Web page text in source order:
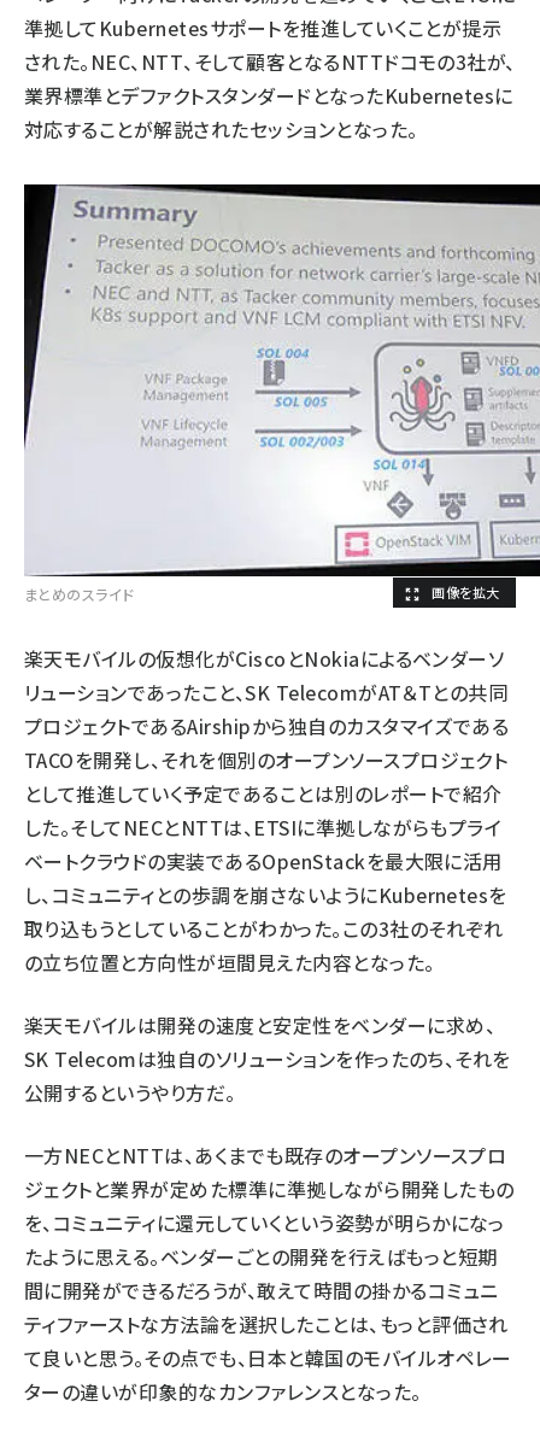
準拠してKubernetesサポートを推進していくことが提示
された。NEC、NTT、そして顧客となるNTTドコモの3社が、
業界標準とデファクトスタンダードとなったKubernetesに
対応することが解説されたセッションとなった。
まとめのスライド
楽天モバイルの仮想化がCiscoとNokiaによるベンダーソ
リューションであったこと、SK TelecomがAT＆Tとの共同
プロジェクトであるAirshipから独自のカスタマイズである
TACOを開発し、それを個別のオープンソースプロジェクト
として推進していく予定であることは別のレポートで紹介
した。そしてNECとNTTは、ETSIに準拠しながらもプライ
ベートクラウドの実装であるOpenStackを最大限に活用
し、コミュニティとの歩調を崩さないようにKubernetesを
取り込もうとしていることがわかった。この3社のそれぞれ
の立ち位置と方向性が垣間見えた内容となった。
楽天モバイルは開発の速度と安定性をベンダーに求め、
SK Telecomは独自のソリューションを作ったのち、それを
公開するというやり方だ。
一方NECとNTTは、あくまでも既存のオープンソースプロ
ジェクトと業界が定めた標準に準拠しながら開発したもの
を、コミュニティに還元していくという姿勢が明らかになっ
たように思える。ベンダーごとの開発を行えばもっと短期
間に開発ができるだろうが、敢えて時間の掛かるコミュニ
ティファーストな方法論を選択したことは、もっと評価され
て良いと思う。その点でも、日本と韓国のモバイルオペレー
ターの違いが印象的なカンファレンスとなった。